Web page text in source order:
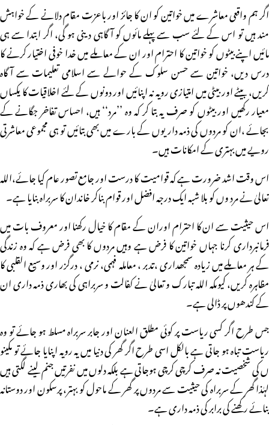
اگر ہم واقعی معاشرے میں خواتین کو ان کا جائز اور باعزت مقام دلانے کے خواہش
مند ہیں تو اس کے لئے سب سے پہلے مائوں کو آگاہی دینی ہو گی، اگر ابتدا سے ہی
مائیں اپنے بیٹوں کو خواتین کا احترام اور ان کے معاملے میں خدا خوفی اختیار کرنے کا
درس دیں، خواتین سے حسن سلوک کے حوالے سے اسلامی تعلیمات سے آگاہ
کریں، بیٹے اور بیٹی میں امتیازی رویہ نہ اپنائیں اور دونوں کے لئے اخلاقیات کا یکساں
معیار رکھیں اور بیٹوں کو صرف یہ بتا کر کہ وہ ’’مرد‘‘ ہیں، احساس تفاخر جگانے کے
بجائے ،ان کو مردوں کی ذمہ داریوں کے بارے میں بھی بتائیں تو ہی مجموعی معاشرتی
رویے میں بہتری کے امکانات ہیں۔
اس وقت اشد ضرورت ہے کہ قوامیت کا درست اور جامع تصور عام کیا جائے،اللہ
تعالیٰ نے مرد وں کو بلا شبہ ایک درجہ افضل اور قوام بناکر خاندان کا سربراہ بنایا ہے۔
اس حیثیت سے ان کا احترام اوران کے مقام کا خیال رکھنا اور معروف بات میں
فرمانبرداری کرنا جہاں خواتین کا فرض ہے وہیں مردوں کا بھی فرض ہے کہ وہ زندگی
کے ہر معاملے میں زیادہ سمجھداری ،تدبر ، معاملہ فہمی، نرمی ، درگزر اور وسیع القلبی کا
مظاہرہ کریں، کیوںکہ اللہ تبارک و تعالیٰ نے کفالت و سربراہی کی بھاری ذمہ داری ان
کے کندھوں پر ڈالی ہے۔
جس طرح اگر کسی ریاست پر کوئی مطلق العنان اور جابر سربراہ مسلط ہو جائے تو وہ
ریاست تباہ ہو جاتی ہے بالکل اسی طرح اگر گھر کی دنیا میں یہ رویہ اپنایا جائے تو مکینو
ں کی شخصیت نہ صرف کرچی کرچی ہوجاتی ہے بلکہ دلوں میں نفرتیں جنم لینے لگتی ہیں
لہٰذا گھر کے سربراہ کی حیثیت سے مردوں پر گھر کے ماحول کو بہتر، پرسکون اور دوستانہ
بنائے رکھنے کی برابر کی ذمہ داری ہے۔